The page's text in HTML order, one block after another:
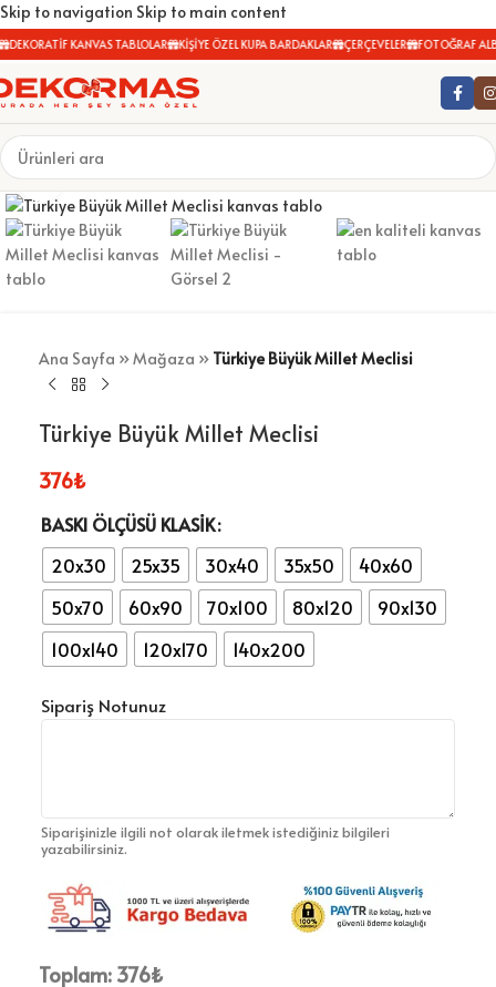
Skip to navigation Skip to main content
DEKORATİF KANVAS TABLOLAR KİŞİYE ÖZEL KUPA BARDAKLAR ÇERÇEVELER FOTOĞRAF
Büyütmek için tıklayın
Ana Sayfa »Mağaza » Türkiye Büyük Millet Meclisi
Türkiye Büyük Millet Meclisi
376₺
BASKI ÖLÇÜSÜ KLASIK
20x30
25x35 30x40 35x50
40x60
50x70
60x90 70x100 80x120
90x130
100x140
120x170 140x200
Sipariş Notunuz
Siparişinizle ilgili not olarak iletmek istediğiniz bilgileri
yazabilirsiniz.
Toplam: 376₺